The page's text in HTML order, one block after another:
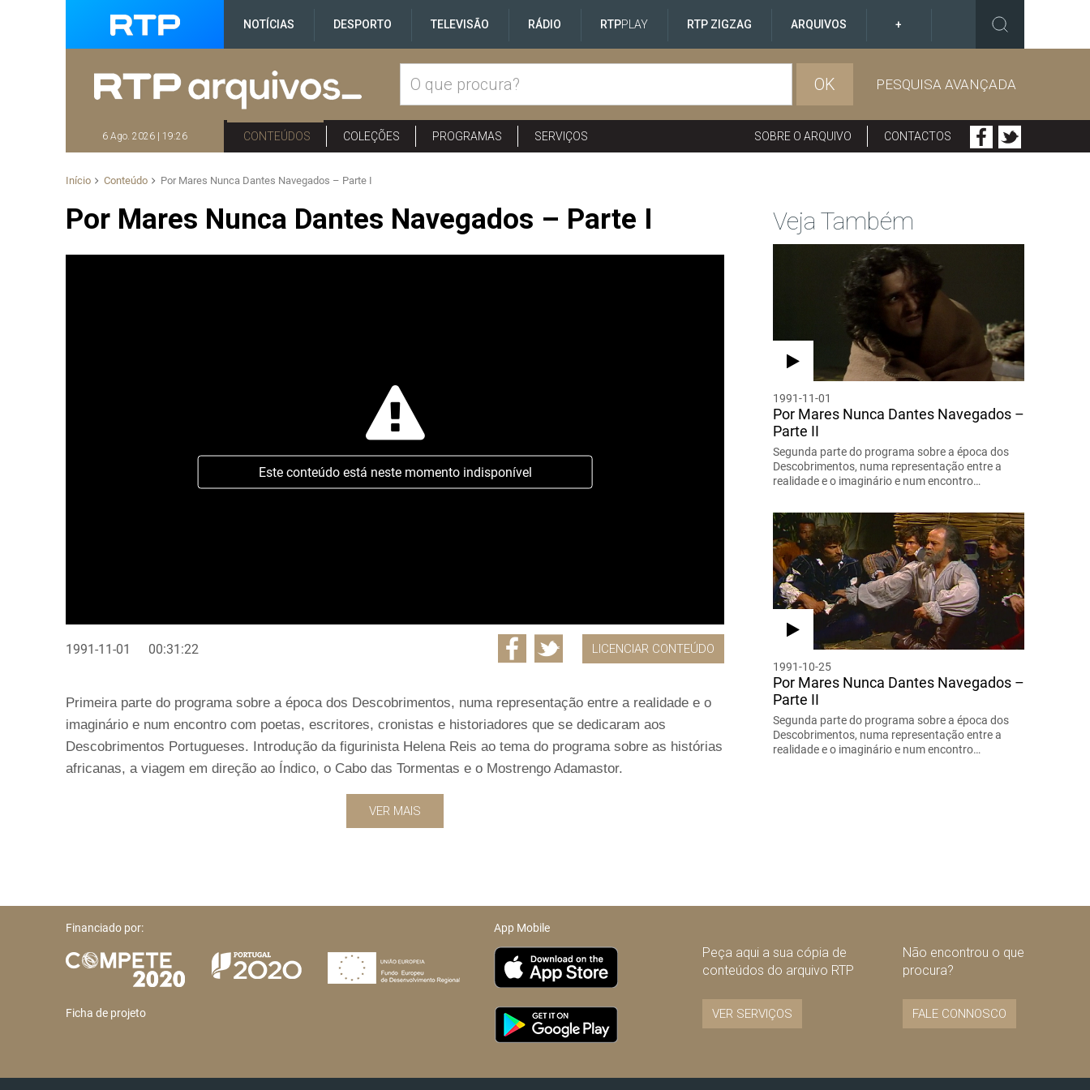
NOTÍCIAS DESPORTO TELEVISÃO RÁDIO RTPPLAY RTP ZIGZAG ARQUIVOS +
OK PESQUISA AVANÇADA
6 Ago. 2026 | 19:26 CONTEÚDOS COLEÇÕES PROGRAMAS SERVIÇOS SOBRE O ARQUIVO CONTACTOS
Início Conteúdo Por Mares Nunca Dantes Navegados – Parte I
Por Mares Nunca Dantes Navegados – Parte I
Este conteúdo está neste momento indisponível
1991-11-01 00:31:22 LICENCIAR CONTEÚDO
Primeira parte do programa sobre a época dos Descobrimentos, numa representação entre a realidade e o
imaginário e num encontro com poetas, escritores, cronistas e historiadores que se dedicaram aos
Descobrimentos Portugueses. Introdução da figurinista Helena Reis ao tema do programa sobre as histórias
africanas, a viagem em direção ao Índico, o Cabo das Tormentas e o Mostrengo Adamastor.
VER MAIS
Veja Também
1991-11-01
Por Mares Nunca Dantes Navegados –
Parte II
Segunda parte do programa sobre a época dos
Descobrimentos, numa representação entre a
realidade e o imaginário e num encontro…
1991-10-25
Por Mares Nunca Dantes Navegados –
Parte II
Segunda parte do programa sobre a época dos
Descobrimentos, numa representação entre a
realidade e o imaginário e num encontro…
Financiado por:
Ficha de projeto
App Mobile
Peça aqui a sua cópia de
conteúdos do arquivo RTP
VER SERVIÇOS
Não encontrou o que
procura?
FALE CONNOSCO